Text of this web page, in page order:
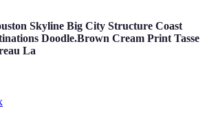
Skyline Big City Structure Coast
Doodle.Brown Cream Print Tasse
La